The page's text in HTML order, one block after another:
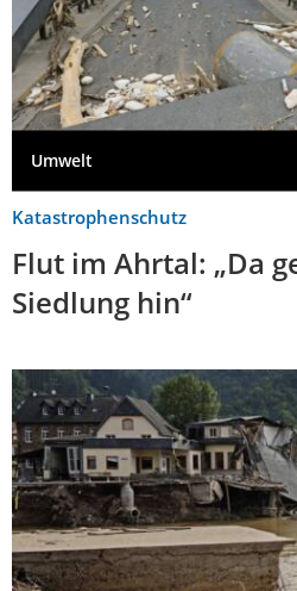
Umwelt
Katastrophenschutz
Flut im Ahrtal: „Da
Siedlung hin“